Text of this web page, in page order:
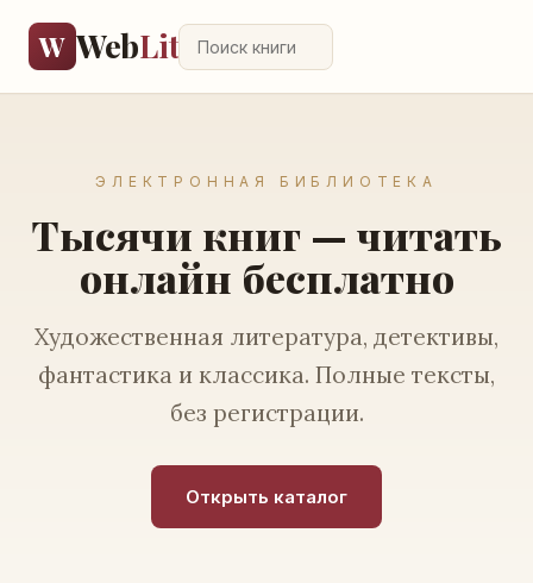
W WebLit
ЭЛЕКТРОННАЯ БИБЛИОТЕКА
Тысячи книг — читать
онлайн бесплатно
Художественная литература, детективы,
фантастика и классика. Полные тексты,
без регистрации.
Открыть каталог